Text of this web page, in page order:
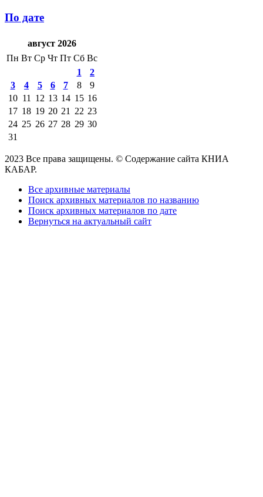
По дате
август 2026
Пн Вт Ср Чт Пт Сб Вс
1
2
3
4 5 6 7 8
9
10 11 12 13 14 15 16
17 18 19 20 21 22 23
24 25 26 27 28 29 30
31
2023 Все права защищены. © Содержание сайта КНИА
КАБАР.
Все архивные материалы
Поиск архивных материалов по названию
Поиск архивных материалов по дате
Вернуться на актуальный сайт